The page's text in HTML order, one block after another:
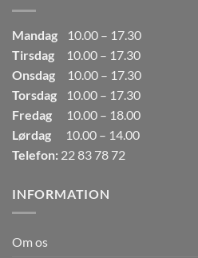
Mandag
10.00 – 17.30
Tirsdag
10.00 – 17.30
Onsdag
10.00 – 17.30
Torsdag
10.00 – 17.30
Fredag
10.00 – 18.00
Lørdag
10.00 – 14.00
Telefon: 22 83 78 72
INFORMATION
Om os